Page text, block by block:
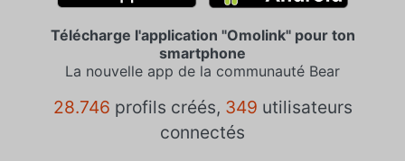
Télécharge l'application "Omolink" pour ton
smartphone
La nouvelle app de la communauté Bear
28.746 profils créés, 349 utilisateurs
connectés